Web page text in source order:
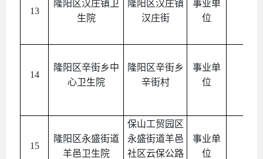
13
隆阳区汉庄镇卫
生院
隆阳区汉庄镇
汉庄街
事业单
位
14
隆阳区辛街乡中
心卫生院
隆阳区辛街乡
辛街村
事业单
位
15
隆阳区永盛街道
羊邑卫生院
保山工贸园区
永盛街道羊邑
社区云保公路
事业单
位